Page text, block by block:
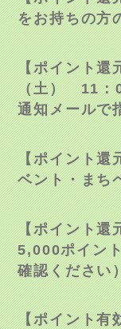
をお持ちの方
【ポイント還
（土）11：
通知メールで
【ポイント還
ベント・まち
【ポイント還
5,000ポイン
確認ください
【ポイント有